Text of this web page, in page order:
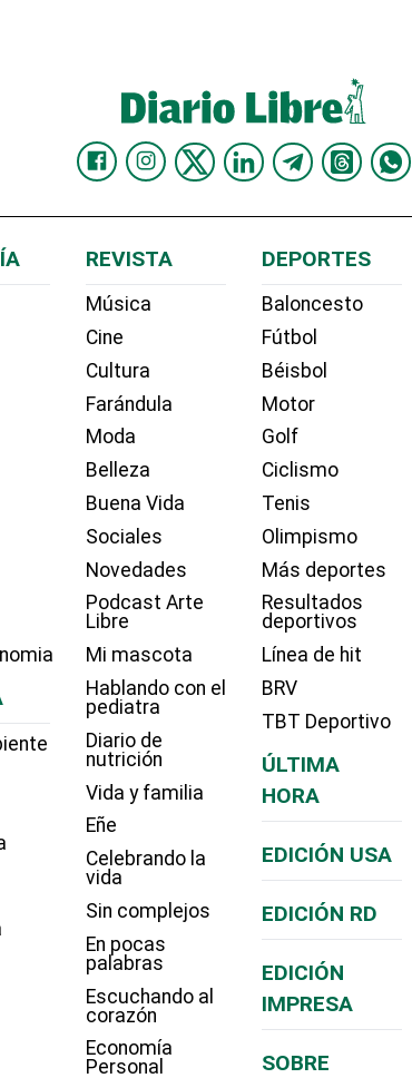
REVISTA
Música
Cine
Cultura
Farándula
Moda
Belleza
Buena Vida
Sociales
Novedades
Podcast Arte
Libre
Mi mascota
Hablando con el
pediatra
Diario de
nutrición
Vida y familia
Eñe
Celebrando la
vida
Sin complejos
En pocas
palabras
Escuchando al
corazón
Economía
Personal
DEPORTES
Baloncesto
Fútbol
Béisbol
Motor
Golf
Ciclismo
Tenis
Olimpismo
Más deportes
Resultados
deportivos
Línea de hit
BRV
TBT Deportivo
ÚLTIMA
HORA
EDICIÓN USA
EDICIÓN RD
EDICIÓN
IMPRESA
SOBRE